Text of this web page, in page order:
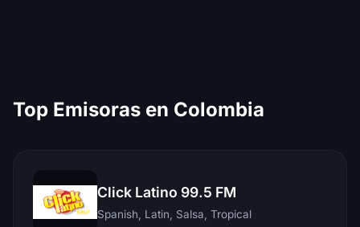
Top Emisoras en Colombia
Click Latino 99.5 FM
Spanish, Latin, Salsa, Tropical